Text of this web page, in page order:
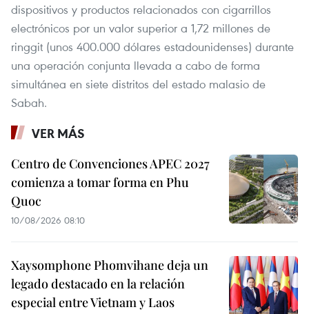
dispositivos y productos relacionados con cigarrillos
electrónicos por un valor superior a 1,72 millones de
ringgit (unos 400.000 dólares estadounidenses) durante
una operación conjunta llevada a cabo de forma
simultánea en siete distritos del estado malasio de
Sabah.
VER MÁS
Centro de Convenciones APEC 2027
comienza a tomar forma en Phu
Quoc
10/08/2026 08:10
Xaysomphone Phomvihane deja un
legado destacado en la relación
especial entre Vietnam y Laos